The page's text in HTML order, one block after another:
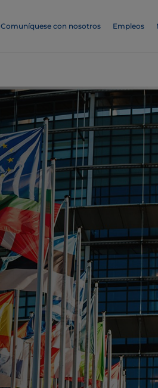
Comuníquese con nosotros Empleos